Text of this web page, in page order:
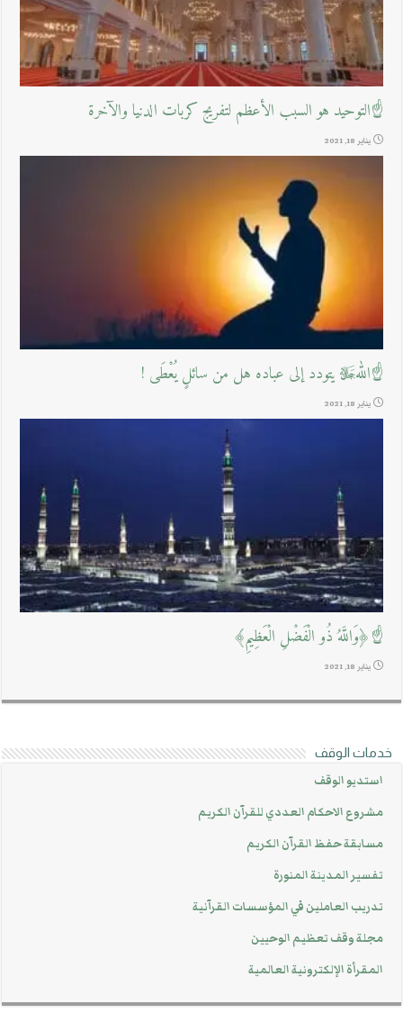
☝التوحيد هو السبب الأعظم لتفريج كربات الدنيا والآخرة
يناير 18, 2021
☝اللهﷻ يتودد إلى عباده هل من سائلٍ يُعْطَى !
يناير 18, 2021
☝﴿وَاللَّهُ ذُو الْفَضْلِ الْعَظِيمِ﴾
يناير 18, 2021
خدمات الوقف
استديو الوقف
مشروع الاحكام العددي للقرآن الكريم
مسابقة حفظ القرآن الكريم
تفسير المدينة المنورة
تدريب العاملين في المؤسسات القرآنية
مجلة وقف تعظيم الوحيين
المقرأة الإلكترونية العالمية